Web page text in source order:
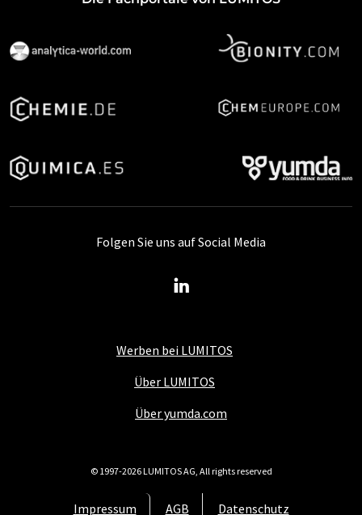
Werben bei LUMITOS
Über LUMITOS
Über yumda.com
Impressum AGB Datenschutz
Folgen Sie uns auf Social Media
© 1997-2026 LUMITOS AG, All rights reserved